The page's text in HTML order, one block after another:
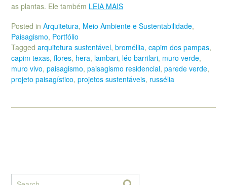
as plantas. Ele também LEIA MAIS
Posted in Arquitetura, Meio Ambiente e Sustentabilidade,
Paisagismo, Portfólio
Tagged arquitetura sustentável, broméllia, capim dos pampas,
capim texas, flores, hera, lambari, léo barrilari, muro verde,
muro vivo, paisagismo, paisagismo residencial, parede verde,
projeto paisagístico, projetos sustentáveis, russélia